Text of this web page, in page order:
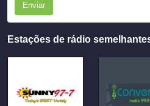
Enviar
Estações de rádio